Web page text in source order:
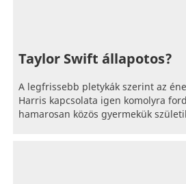
Taylor Swift állapotos?
A legfrissebb pletykák szerint az
Harris kapcsolata igen komolyra
hamarosan közös gyermekük